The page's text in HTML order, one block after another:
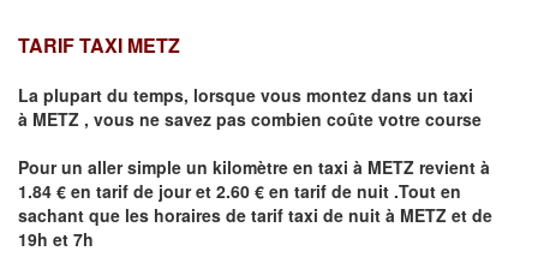
TARIF TAXI METZ
La plupart du temps, lorsque vous montez dans un taxi
à METZ , vous ne savez pas combien coûte votre course
Pour un aller simple un kilomètre en taxi à METZ revient à
1.84 € en tarif de jour et 2.60 € en tarif de nuit .Tout en
sachant que les horaires de tarif taxi de nuit à METZ et de
19h et 7h